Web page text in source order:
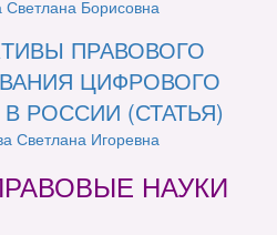
Борисовна
ПРАВОВОГО
ЦИФРОВОГО
РОССИИ (СТАТЬЯ)
Светлана Игоревна
НАУКИ